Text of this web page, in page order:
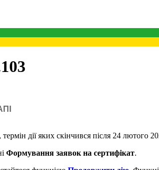
дії яких скінчився після 24 лютого
Формування заявок на сертифікат.